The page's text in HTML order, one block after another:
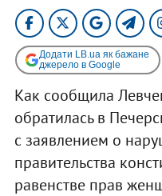
Додати LB.ua як бажане
джерело в Google
Как сообщила
обратилась в
с заявлением о
правительства
равенстве прав